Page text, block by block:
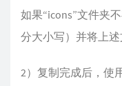
如果“icons”文件夹
分大小写）并将上述
2）复制完成后，使